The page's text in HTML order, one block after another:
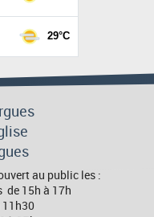
au public les :
de 15h à 17h